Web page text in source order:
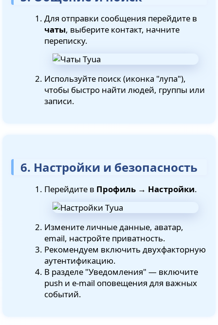
Для отправки сообщения перейдите в
чаты, выберите контакт, начните
переписку.
Используйте поиск (иконка "лупа"),
чтобы быстро найти людей, группы или
записи.
6. Настройки и безопасность
Перейдите в Профиль → Настройки.
Измените личные данные, аватар,
email, настройте приватность.
Рекомендуем включить двухфакторную
аутентификацию.
В разделе "Уведомления" — включите
push и e-mail оповещения для важных
событий.